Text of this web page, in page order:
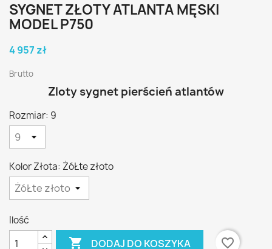
SYGNET ZŁOTY ATLANTA MĘSKI
MODEL P750
4 957 zł
Brutto
Zloty sygnet pierścień atlantów
Rozmiar: 9
Kolor Złota: ŻóŁte złoto
Ilość
 DODAJ DO KOSZYKA
favorite_border